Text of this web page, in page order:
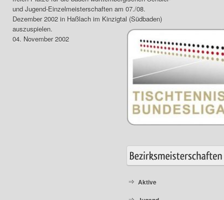
und Jugend-Einzelmeisterschaften am 07./08.
Dezember 2002 in Haßlach im Kinzigtal (Südbaden)
auszuspielen.
04. November 2002
Aktive